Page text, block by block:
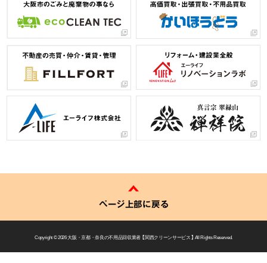
ページ上部に戻る
Copyright © 2026大阪・京都・奈良の不用品回収業者 【 関西クリーンサービス 】 All Rights Reserved.